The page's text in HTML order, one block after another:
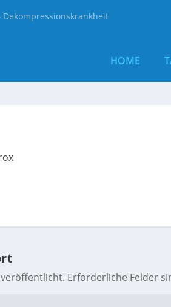
HOME
Erforderliche Felder